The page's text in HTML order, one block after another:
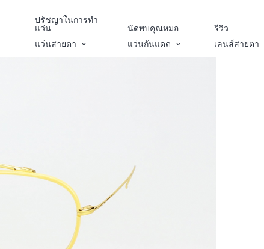
ปรัชญาในการทำ
แว่น นัดพบคุณหมอ รีวิว
แว่นสายตา
แว่นกันแดด เลนส์สายตา